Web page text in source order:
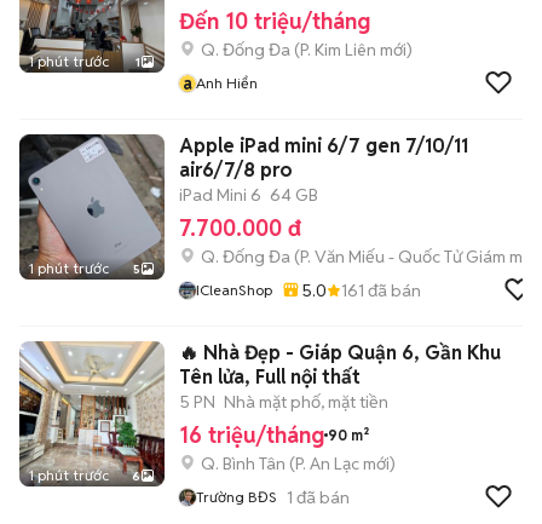
1 phút trước 1
Đến 10 triệu/tháng
Q. Đống Đa (P. Kim Liên mới)
a Anh Hiển
1 phút trước 5
Apple iPad mini 6/7 gen 7/10/11
air6/7/8 pro
iPad Mini 6 64 GB
7.700.000 đ
Q. Đống Đa (P. Văn Miếu - Quốc Tử Giám mới)
ICleanShop 5.0 161 đã bán
1 phút trước 6
🔥 Nhà Đẹp - Giáp Quận 6, Gần Khu
Tên lửa, Full nội thất
5 PN Nhà mặt phố, mặt tiền
16 triệu/tháng 90 m²
Q. Bình Tân (P. An Lạc mới)
Trường BĐS 1 đã bán